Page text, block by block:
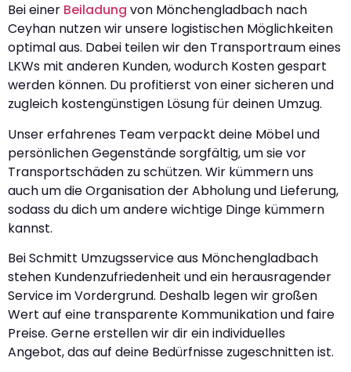
Bei einer Beiladung von Mönchengladbach nach
Ceyhan nutzen wir unsere logistischen Möglichkeiten
optimal aus. Dabei teilen wir den Transportraum eines
LKWs mit anderen Kunden, wodurch Kosten gespart
werden können. Du profitierst von einer sicheren und
zugleich kostengünstigen Lösung für deinen Umzug.
Unser erfahrenes Team verpackt deine Möbel und
persönlichen Gegenstände sorgfältig, um sie vor
Transportschäden zu schützen. Wir kümmern uns
auch um die Organisation der Abholung und Lieferung,
sodass du dich um andere wichtige Dinge kümmern
kannst.
Bei Schmitt Umzugsservice aus Mönchengladbach
stehen Kundenzufriedenheit und ein herausragender
Service im Vordergrund. Deshalb legen wir großen
Wert auf eine transparente Kommunikation und faire
Preise. Gerne erstellen wir dir ein individuelles
Angebot, das auf deine Bedürfnisse zugeschnitten ist.